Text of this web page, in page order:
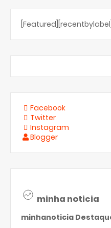
[Featured][recentbylabel]
Facebook
Twitter
Instagram
Blogger
minha noticia
minhanoticia